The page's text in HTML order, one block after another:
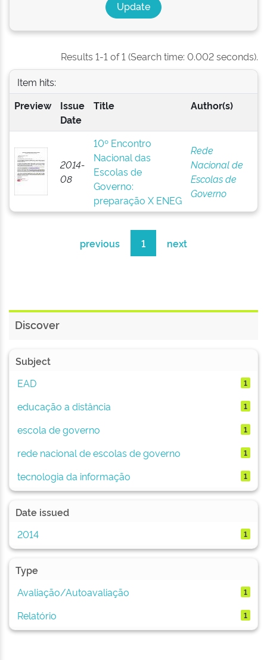
Results 1-1 of 1 (Search time: 0.002 seconds).
Item hits:
Preview
Issue
Date
Title Author(s)
2014-
08
10º Encontro
Nacional das
Escolas de
Governo:
preparação X ENEG
Rede
Nacional de
Escolas de
Governo
previous 1 next
Discover
Subject
EAD
1
educação a distância 1
escola de governo 1
rede nacional de escolas de governo 1
tecnologia da informação 1
Date issued
2014
1
Type
Avaliação/Autoavaliação
1
Relatório 1